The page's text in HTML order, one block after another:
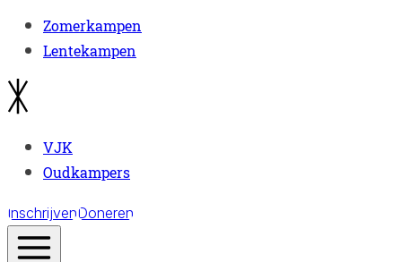
Zomerkampen
Lentekampen
VJK
Oudkampers
InschrijvenDoneren